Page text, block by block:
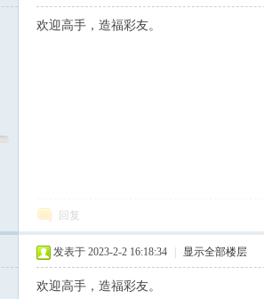
欢迎高手，造福彩友。
回复
发表于 2023-2-2 16:18:34 显示全部楼层
欢迎高手，造福彩友。